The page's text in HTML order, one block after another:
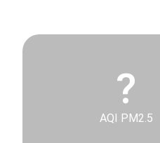
?
AQI PM2.5